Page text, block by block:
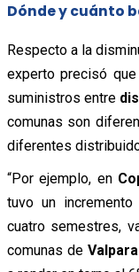
Dónde y cuánto
Respecto a la
experto precisó
suministros entre
comunas son
diferentes
“Por ejemplo, en
tuvo un
cuatro semestres,
comunas de